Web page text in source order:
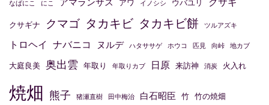
なばにこ にこ アワ イノシシ ウバユリ
クサギナ クマゴ タカキビ タカキビ餅 ツルアズキ
トロヘイ ナバニコ ヌルデ ハタササゲ ホウコ 匹見 向峠 地カブ
大庭良美 奥出雲 年取り 年取りカブ 日原 来訪神 消炭 火入れ
焼畑 熊子 猪瀬直樹 田中梅治 白石昭臣 竹 竹の焼畑